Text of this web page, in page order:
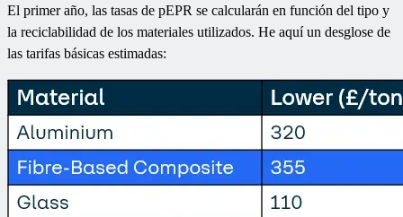
El primer año, las tasas de pEPR se calcularán en función del tipo y
la reciclabilidad de los materiales utilizados. He aquí un desglose de
las tarifas básicas estimadas: